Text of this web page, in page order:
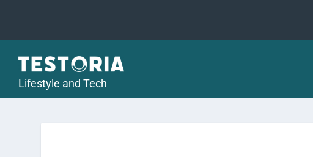
Lifestyle and Tech